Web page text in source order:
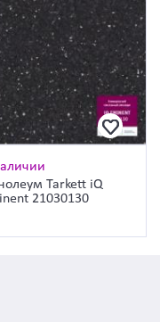
Tarkett iQ
21030130